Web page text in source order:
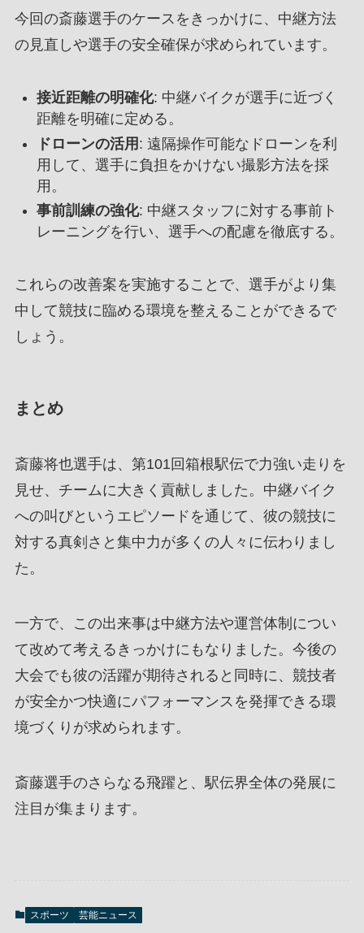
今回の斎藤選手のケースをきっかけに、中継方法
の見直しや選手の安全確保が求められています。
接近距離の明確化: 中継バイクが選手に近づく
距離を明確に定める。
ドローンの活用 : 遠隔操作可能なドローンを利
用して、選手に負担をかけない撮影方法を採
用。
事前訓練の強化: 中継スタッフに対する事前ト
レーニングを行い、選手への配慮を徹底する。
これらの改善案を実施することで、選手がより集
中して競技に臨める環境を整えることができるで
しょう。
まとめ
斎藤将也選手は、第101回箱根駅伝で力強い走りを
見せ、チームに大きく貢献しました。中継バイク
への叫びというエピソードを通じて、彼の競技に
対する真剣さと集中力が多くの人々に伝わりまし
た。
一方で、この出来事は中継方法や運営体制につい
て改めて考えるきっかけにもなりました。今後の
大会でも彼の活躍が期待されると同時に、競技者
が安全かつ快適にパフォーマンスを発揮できる環
境づくりが求められます。
斎藤選手のさらなる飛躍と、駅伝界全体の発展に
注目が集まります。
スポーツ 芸能ニュース